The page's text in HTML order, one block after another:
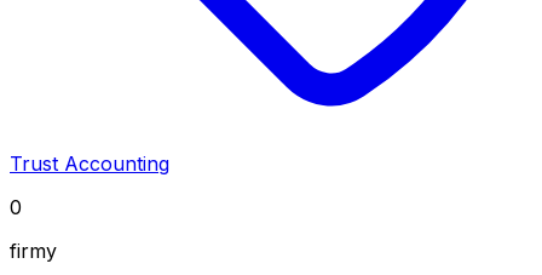
Trust Accounting
0
firmy